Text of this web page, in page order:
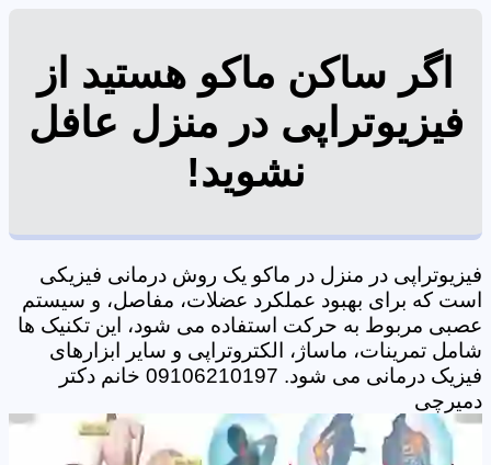
اگر ساکن ماکو هستید از
فیزیوتراپی در منزل عافل
نشوید!
فیزیوتراپی در منزل در ماکو یک روش درمانی فیزیکی
است که برای بهبود عملکرد عضلات، مفاصل، و سیستم
عصبی مربوط به حرکت استفاده می شود، این تکنیک ها
شامل تمرینات، ماساژ، الکتروتراپی و سایر ابزارهای
فیزیک درمانی می شود. 09106210197 خانم دکتر
دمیرچی